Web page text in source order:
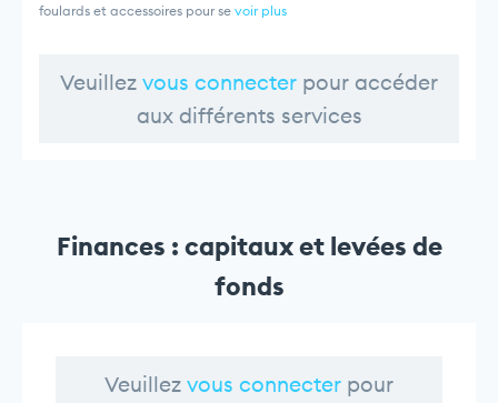
foulards et accessoires pour se voir plus
Veuillez vous connecter pour accéder
aux différents services
Finances : capitaux et levées de
fonds
Veuillez vous connecter pour